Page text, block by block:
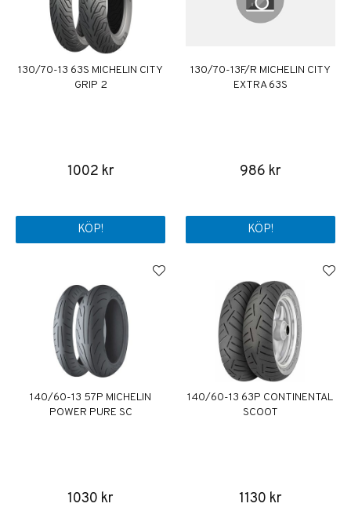
130/70-13 63S MICHELIN CITY
GRIP 2
1002 kr
KÖP!
130/70-13F/R MICHELIN CITY
EXTRA 63S
986 kr
KÖP!
140/60-13 57P MICHELIN
POWER PURE SC
1030 kr
140/60-13 63P CONTINENTAL
SCOOT
1130 kr